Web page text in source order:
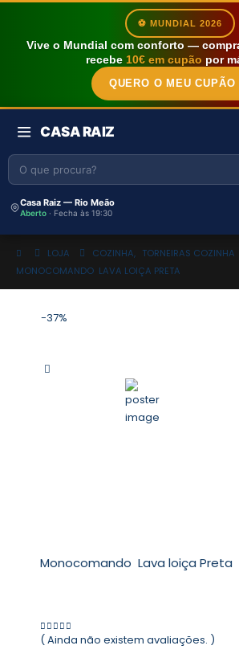
⚽ MUNDIAL 2026
Vive o Mundial com conforto —
recebe 10€ em cupão por
QUERO O MEU
CASA RAIZ
Casa Raiz — Rio Meão
Aberto · Fecha às 19:30
LOJA COZINHA, TORNEIRAS COZINHA
MONOCOMANDO LAVA LOIÇA PRETA
-37%
Monocomando Lava loiça Preta
0 out of 5
( Ainda não existem avaliações. )